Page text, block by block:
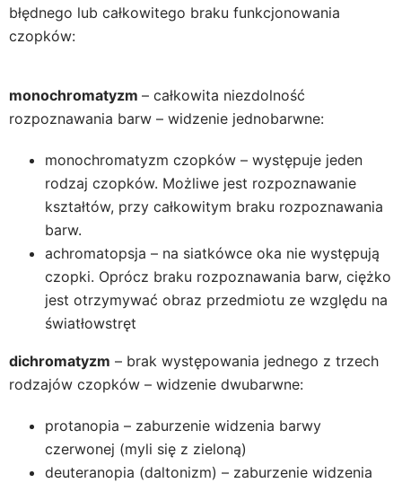
błędnego lub całkowitego braku funkcjonowania
czopków:
monochromatyzm – całkowita niezdolność
rozpoznawania barw – widzenie jednobarwne:
monochromatyzm czopków – występuje jeden
rodzaj czopków. Możliwe jest rozpoznawanie
kształtów, przy całkowitym braku rozpoznawania
barw.
achromatopsja – na siatkówce oka nie występują
czopki. Oprócz braku rozpoznawania barw, ciężko
jest otrzymywać obraz przedmiotu ze względu na
światłowstręt
dichromatyzm – brak występowania jednego z trzech
rodzajów czopków – widzenie dwubarwne:
protanopia – zaburzenie widzenia barwy
czerwonej (myli się z zieloną)
deuteranopia (daltonizm) – zaburzenie widzenia